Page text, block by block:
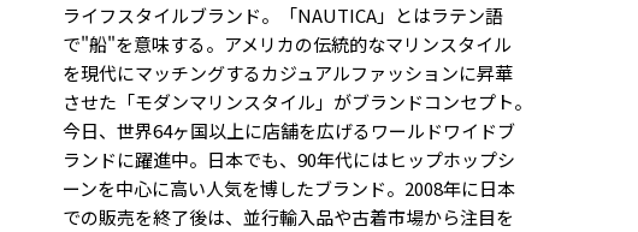
ライフスタイルブランド。「NAUTICA」とはラテン語
で"船"を意味する。アメリカの伝統的なマリンスタイル
を現代にマッチングするカジュアルファッションに昇華
させた「モダンマリンスタイル」がブランドコンセプト。
今日、世界64ヶ国以上に店舗を広げるワールドワイドブ
ランドに躍進中。日本でも、90年代にはヒップホップシ
ーンを中心に高い人気を博したブランド。2008年に日本
での販売を終了後は、並行輸入品や古着市場から注目を